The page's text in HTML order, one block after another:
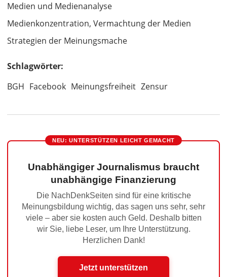
Medien und Medienanalyse
Medienkonzentration, Vermachtung der Medien
Strategien der Meinungsmache
Schlagwörter:
BGH Facebook Meinungsfreiheit Zensur
NEU: UNTERSTÜTZEN LEICHT GEMACHT
Unabhängiger Journalismus braucht
unabhängige Finanzierung
Die NachDenkSeiten sind für eine kritische
Meinungsbildung wichtig, das sagen uns sehr, sehr
viele – aber sie kosten auch Geld. Deshalb bitten
wir Sie, liebe Leser, um Ihre Unterstützung.
Herzlichen Dank!
Jetzt unterstützen